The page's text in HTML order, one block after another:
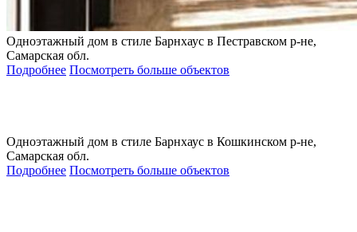
Одноэтажный дом в стиле Барнхаус в Пестравском р-не,
Самарская обл.
Подробнее Посмотреть больше объектов
Одноэтажный дом в стиле Барнхаус в Кошкинском р-не,
Самарская обл.
Подробнее Посмотреть больше объектов